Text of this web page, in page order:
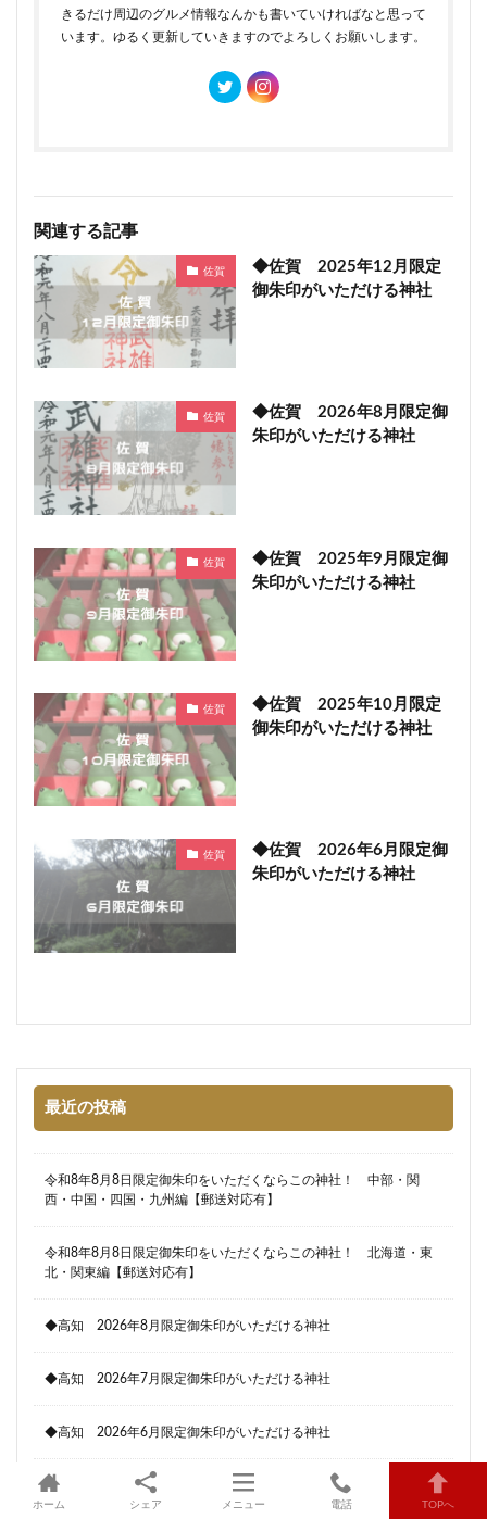
きるだけ周辺のグルメ情報なんかも書いていければなと思って
います。ゆるく更新していきますのでよろしくお願いします。
関連する記事
佐賀
◆佐賀 2025年12月限定
御朱印がいただける神社
佐賀
◆佐賀 2026年8月限定御
朱印がいただける神社
佐賀
◆佐賀 2025年9月限定御
朱印がいただける神社
佐賀
◆佐賀 2025年10月限定
御朱印がいただける神社
佐賀
◆佐賀 2026年6月限定御
朱印がいただける神社
最近の投稿
令和8年8月8日限定御朱印をいただくならこの神社！ 中部・関
西・中国・四国・九州編【郵送対応有】
令和8年8月8日限定御朱印をいただくならこの神社！ 北海道・東
北・関東編【郵送対応有】
◆高知 2026年8月限定御朱印がいただける神社
◆高知 2026年7月限定御朱印がいただける神社
◆高知 2026年6月限定御朱印がいただける神社
ホーム シェア メニュー 電話 TOPへ